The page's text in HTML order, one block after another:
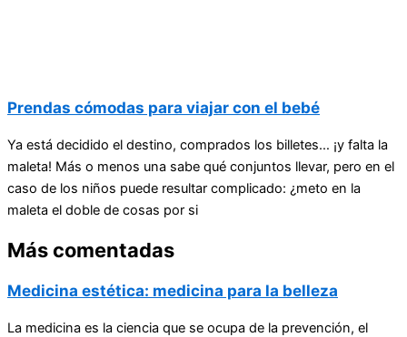
Prendas cómodas para viajar con el bebé
Ya está decidido el destino, comprados los billetes… ¡y falta la
maleta! Más o menos una sabe qué conjuntos llevar, pero en el
caso de los niños puede resultar complicado: ¿meto en la
maleta el doble de cosas por si
Más comentadas
Medicina estética: medicina para la belleza
La medicina es la ciencia que se ocupa de la prevención, el